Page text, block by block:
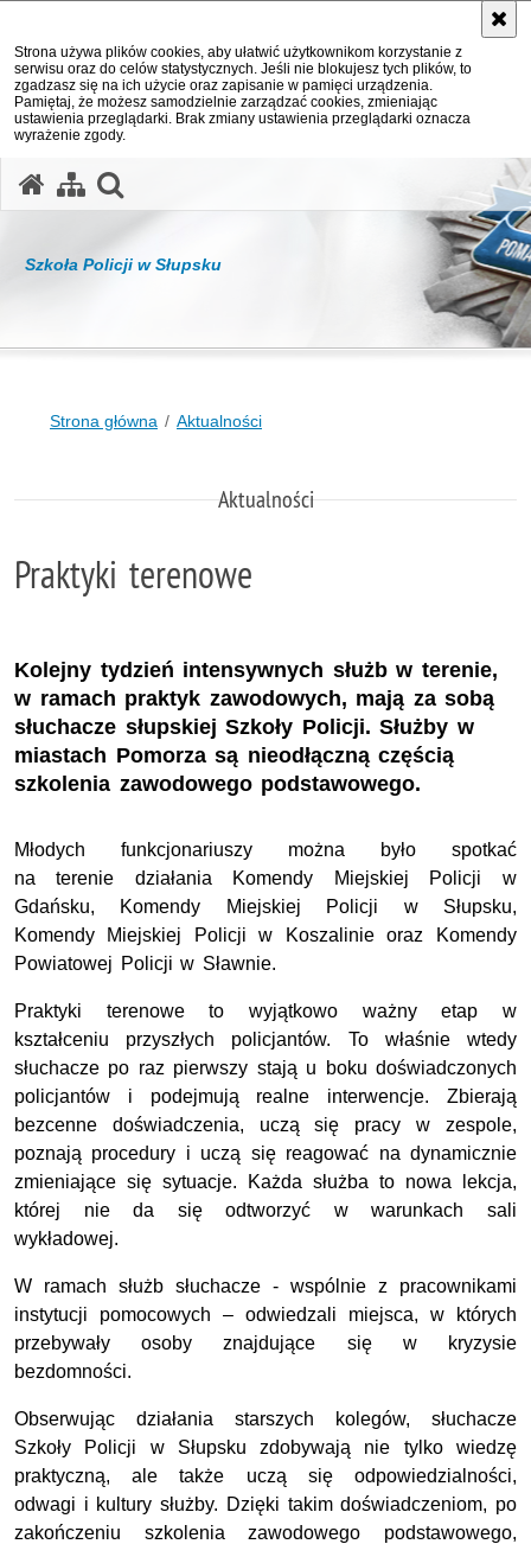
Strona używa plików cookies, aby ułatwić użytkownikom korzystanie z
serwisu oraz do celów statystycznych. Jeśli nie blokujesz tych plików, to
zgadzasz się na ich użycie oraz zapisanie w pamięci urządzenia.
Pamiętaj, że możesz samodzielnie zarządzać cookies, zmieniając
ustawienia przeglądarki. Brak zmiany ustawienia przeglądarki oznacza
wyrażenie zgody.
Szkoła Policji w Słupsku
Strona główna Aktualności
Aktualności
Praktyki terenowe
Kolejny tydzień intensywnych służb w terenie,
w ramach praktyk zawodowych, mają za sobą
słuchacze słupskiej Szkoły Policji. Służby w
miastach Pomorza są nieodłączną częścią
szkolenia zawodowego podstawowego.
Młodych funkcjonariuszy można było spotkać
na terenie działania Komendy Miejskiej Policji w
Gdańsku, Komendy Miejskiej Policji w Słupsku,
Komendy Miejskiej Policji w Koszalinie oraz Komendy
Powiatowej Policji w Sławnie.
Praktyki terenowe to wyjątkowo ważny etap w
kształceniu przyszłych policjantów. To właśnie wtedy
słuchacze po raz pierwszy stają u boku doświadczonych
policjantów i podejmują realne interwencje. Zbierają
bezcenne doświadczenia, uczą się pracy w zespole,
poznają procedury i uczą się reagować na dynamicznie
zmieniające się sytuacje. Każda służba to nowa lekcja,
której nie da się odtworzyć w warunkach sali
wykładowej.
W ramach służb słuchacze - wspólnie z pracownikami
instytucji pomocowych – odwiedzali miejsca, w których
przebywały osoby znajdujące się w kryzysie
bezdomności.
Obserwując działania starszych kolegów, słuchacze
Szkoły Policji w Słupsku zdobywają nie tylko wiedzę
praktyczną, ale także uczą się odpowiedzialności,
odwagi i kultury służby. Dzięki takim doświadczeniom, po
zakończeniu szkolenia zawodowego podstawowego,